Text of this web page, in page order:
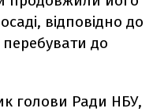
відповідно до
до
голови Ради НБУ,